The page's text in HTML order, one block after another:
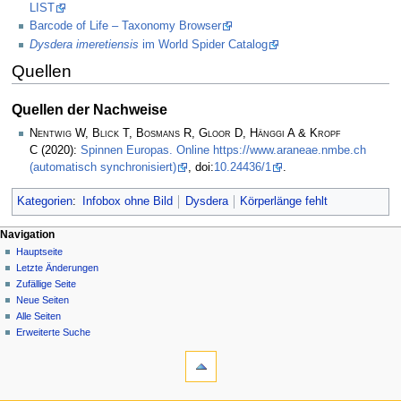
LIST
Barcode of Life – Taxonomy Browser
Dysdera imeretiensis im World Spider Catalog
Quellen
Quellen der Nachweise
Nentwig W, Blick T, Bosmans R, Gloor D, Hänggi A & Kropf
C (2020): Spinnen Europas. Online https://www.araneae.nmbe.ch
(automatisch synchronisiert)
, doi:10.24436/1 .
Kategorien: Infobox ohne Bild Dysdera Körperlänge fehlt
Navigation
Hauptseite
Letzte Änderungen
Zufällige Seite
Neue Seiten
Alle Seiten
Erweiterte Suche